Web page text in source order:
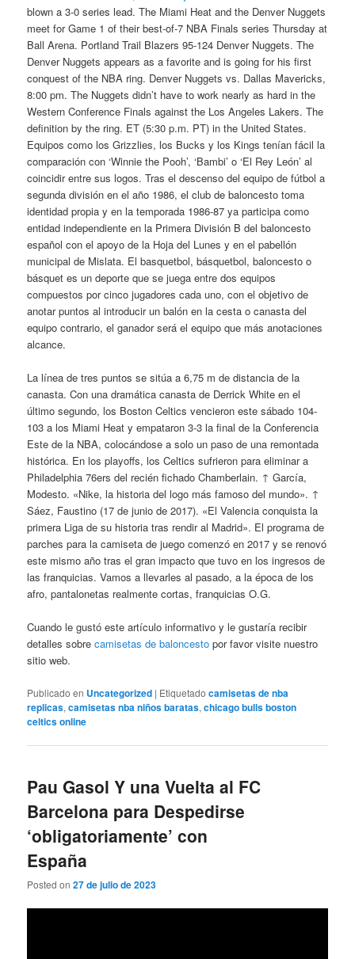
blown a 3-0 series lead. The Miami Heat and the Denver Nuggets
meet for Game 1 of their best-of-7 NBA Finals series Thursday at
Ball Arena. Portland Trail Blazers 95-124 Denver Nuggets. The
Denver Nuggets appears as a favorite and is going for his first
conquest of the NBA ring. Denver Nuggets vs. Dallas Mavericks,
8:00 pm. The Nuggets didn’t have to work nearly as hard in the
Western Conference Finals against the Los Angeles Lakers. The
definition by the ring. ET (5:30 p.m. PT) in the United States.
Equipos como los Grizzlies, los Bucks y los Kings tenían fácil la
comparación con ‘Winnie the Pooh’, ‘Bambi’ o ‘El Rey León’ al
coincidir entre sus logos. Tras el descenso del equipo de fútbol a
segunda división en el año 1986, el club de baloncesto toma
identidad propia y en la temporada 1986-87 ya participa como
entidad independiente en la Primera División B del baloncesto
español con el apoyo de la Hoja del Lunes y en el pabellón
municipal de Mislata. El basquetbol, básquetbol, baloncesto o
básquet es un deporte que se juega entre dos equipos
compuestos por cinco jugadores cada uno, con el objetivo de
anotar puntos al introducir un balón en la cesta o canasta del
equipo contrario, el ganador será el equipo que más anotaciones
alcance.
La línea de tres puntos se sitúa a 6,75 m de distancia de la
canasta. Con una dramática canasta de Derrick White en el
último segundo, los Boston Celtics vencieron este sábado 104-
103 a los Miami Heat y empataron 3-3 la final de la Conferencia
Este de la NBA, colocándose a solo un paso de una remontada
histórica. En los playoffs, los Celtics sufrieron para eliminar a
Philadelphia 76ers del recién fichado Chamberlain. ↑ García,
Modesto. «Nike, la historia del logo más famoso del mundo». ↑
Sáez, Faustino (17 de junio de 2017). «El Valencia conquista la
primera Liga de su historia tras rendir al Madrid». El programa de
parches para la camiseta de juego comenzó en 2017 y se renovó
este mismo año tras el gran impacto que tuvo en los ingresos de
las franquicias. Vamos a llevarles al pasado, a la época de los
afro, pantalonetas realmente cortas, franquicias O.G.
Cuando le gustó este artículo informativo y le gustaría recibir
detalles sobrecamisetas de baloncesto por favor visite nuestro
sitio web.
Publicado en Uncategorized | Etiquetado camisetas de nba
replicas,camisetas nba niños baratas,chicago bulls boston
celtics online
Pau Gasol Y una Vuelta al FC
Barcelona para Despedirse
‘obligatoriamente’ con
España
Posted on27 de julio de 2023